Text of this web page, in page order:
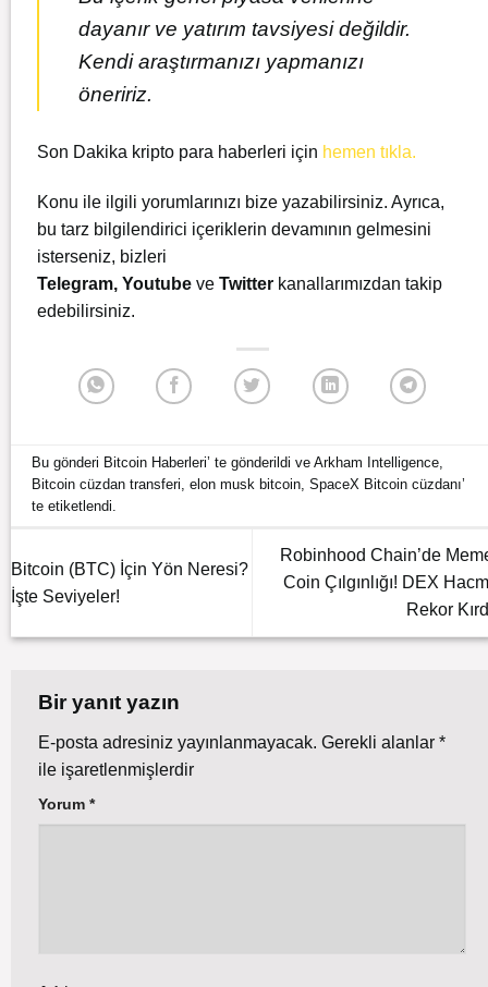
dayanır ve yatırım tavsiyesi değildir.
Kendi araştırmanızı yapmanızı
öneririz.
Son Dakika kripto para haberleri için hemen tıkla.
Konu ile ilgili yorumlarınızı bize yazabilirsiniz. Ayrıca,
bu tarz bilgilendirici içeriklerin devamının gelmesini
isterseniz, bizleri
Telegram, Youtube ve Twitter kanallarımızdan takip
edebilirsiniz.
Bu gönderi Bitcoin Haberleri’ te gönderildi veArkham Intelligence,
Bitcoin cüzdan transferi,elon musk bitcoin,SpaceX Bitcoin cüzdanı’
te etiketlendi.
Bitcoin (BTC) İçin Yön Neresi?
İşte Seviyeler!
Robinhood Chain’de
Coin Çılgınlığı! DEX
Rekor
Bir yanıt yazın
E-posta adresiniz yayınlanmayacak. Gerekli alanlar *
ile işaretlenmişlerdir
Yorum *